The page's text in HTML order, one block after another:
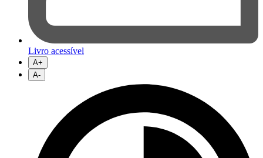
Livro acessível
A+
A-